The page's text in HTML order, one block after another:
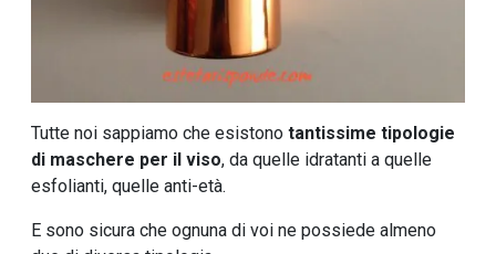
Tutte noi sappiamo che esistono tantissime tipologie
di maschere per il viso, da quelle idratanti a quelle
esfolianti, quelle anti-età.
E sono sicura che ognuna di voi ne possiede almeno